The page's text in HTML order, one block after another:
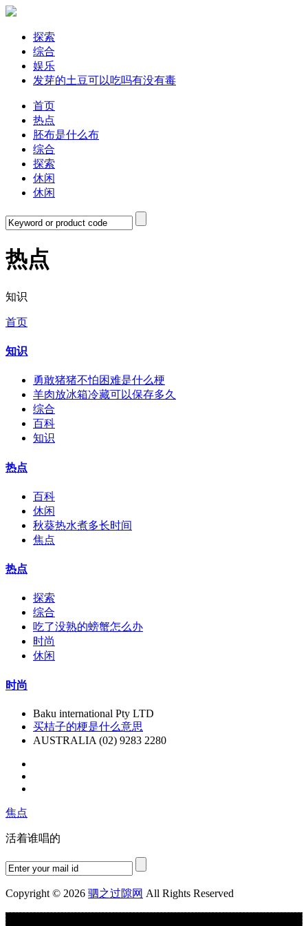
探索
综合
娱乐
发芽的土豆可以吃吗有没有毒
首页
热点
胚布是什么布
综合
探索
休闲
休闲
热点
知识
首页
知识
勇敢猪猪不怕困难是什么梗
羊肉放冰箱冷藏可以保存多久
综合
百科
知识
热点
百科
休闲
秋葵热水煮多长时间
焦点
热点
探索
综合
吃了没熟的螃蟹怎么办
时尚
休闲
时尚
Baku international Pty LTD
买桔子的梗是什么意思
AUSTRALIA (02) 9283 2280
焦点
活着谁唱的
Copyright © 2026 驷之过隙网 All Rights Reserved